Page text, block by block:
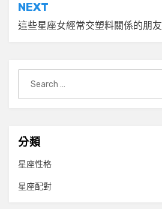
覽
NEXT
這些星座女經常交塑料關係的朋友
for:
分類
星座性格
星座配對